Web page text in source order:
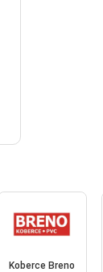
Koberce Breno